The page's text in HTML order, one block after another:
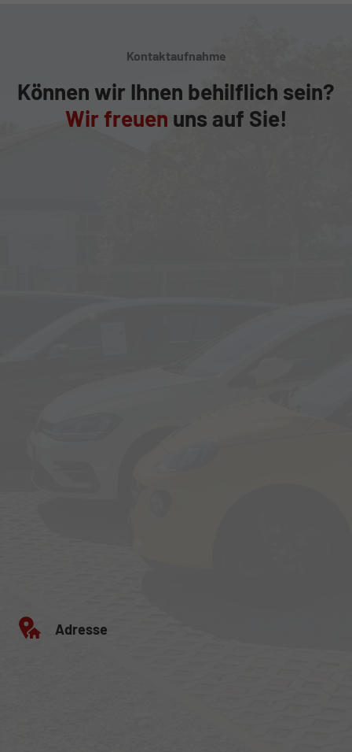
Kontaktaufnahme
Können wir Ihnen behilflich sein?
Wir freuen uns auf Sie!
Adresse